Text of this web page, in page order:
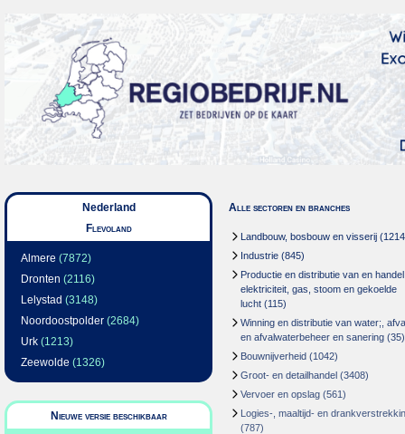
Nederland
Flevoland
Almere (7872)
Dronten (2116)
Lelystad (3148)
Noordoostpolder (2684)
Urk (1213)
Zeewolde (1326)
Nieuwe versie beschikbaar
Alle sectoren en branches
Landbouw, bosbouw en visserij
Industrie (845)
Productie en distributie van en
elektriciteit, gas, stoom en gekoelde
lucht (115)
Winning en distributie van water;,
en afvalwaterbeheer en sanering (35)
Bouwnijverheid (1042)
Groot- en detailhandel (3408)
Vervoer en opslag (561)
Logies-, maaltijd- en
(787)